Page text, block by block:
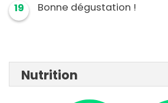
19 Bonne dégustation !
Nutrition